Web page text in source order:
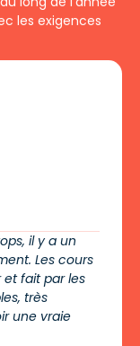
les exigences
il y a un
Les cours
fait par les
très
une vraie